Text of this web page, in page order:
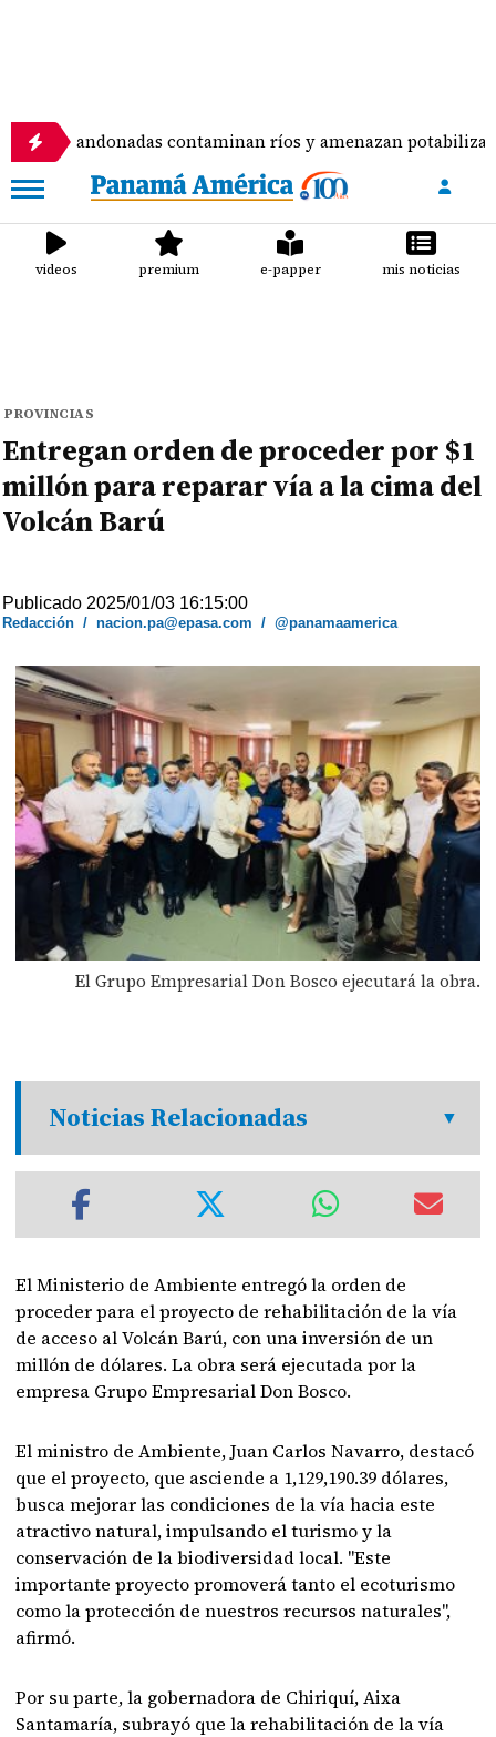
contaminan ríos y amenazan potabilizadora en
videos premium e-papper mis noticias
PROVINCIAS
Entregan orden de proceder por $1
millón para reparar vía a la cima del
Volcán Barú
Publicado 2025/01/03 16:15:00
Redacción /nacion.pa@epasa.com /@panamaamerica
El Grupo Empresarial Don Bosco ejecutará la obra.
Noticias Relacionadas
El Ministerio de Ambiente entregó la orden de
proceder para el proyecto de rehabilitación de la vía
de acceso al Volcán Barú, con una inversión de un
millón de dólares. La obra será ejecutada por la
empresa Grupo Empresarial Don Bosco.
El ministro de Ambiente, Juan Carlos Navarro, destacó
que el proyecto, que asciende a 1,129,190.39 dólares,
busca mejorar las condiciones de la vía hacia este
atractivo natural, impulsando el turismo y la
conservación de la biodiversidad local. "Este
importante proyecto promoverá tanto el ecoturismo
como la protección de nuestros recursos naturales",
afirmó.
Por su parte, la gobernadora de Chiriquí, Aixa
Santamaría, subrayó que la rehabilitación de la vía